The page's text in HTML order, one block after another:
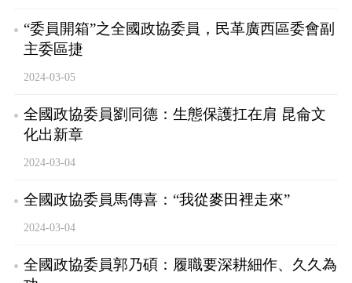
“委員開箱”之全國政協委員，民革廣西區委會副
主委區捷
2024-03-05
全國政協委員劉同德：生態保護扛在肩 昆侖文
化出新章
2024-03-04
全國政協委員馬傳喜：“我從麥田裡走來”
2024-03-04
全國政協委員郭乃碩：履職要深耕細作、久久為